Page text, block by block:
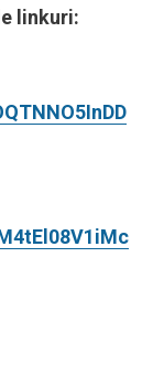
linkuri: